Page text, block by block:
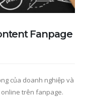
Fanpage
của doanh nghiệp và
trên fanpage.